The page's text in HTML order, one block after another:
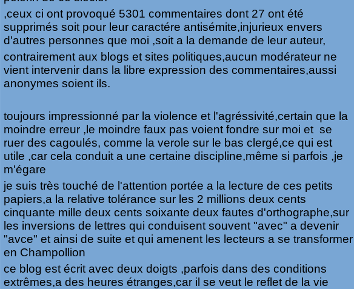
,ceux ci ont provoqué 5301 commentaires dont 27 ont été
supprimés soit pour leur caractére antisémite,injurieux envers
d'autres personnes que moi ,soit a la demande de leur auteur,
contrairement aux blogs et sites politiques,aucun modérateur ne
vient intervenir dans la libre expression des commentaires,aussi
anonymes soient ils.
toujours impressionné par la violence et l'agréssivité,certain que la
moindre erreur ,le moindre faux pas voient fondre sur moi et se
ruer des cagoulés, comme la verole sur le bas clergé,ce qui est
utile ,car cela conduit a une certaine discipline,même si parfois ,je
m'égare
je suis très touché de l'attention portée a la lecture de ces petits
papiers,a la relative tolérance sur les 2 millions deux cents
cinquante mille deux cents soixante deux fautes d'orthographe,sur
les inversions de lettres qui conduisent souvent "avec" a devenir
"avce" et ainsi de suite et qui amenent les lecteurs a se transformer
en Champollion
ce blog est écrit avec deux doigts ,parfois dans des conditions
extrêmes,a des heures étranges,car il se veut le reflet de la vie